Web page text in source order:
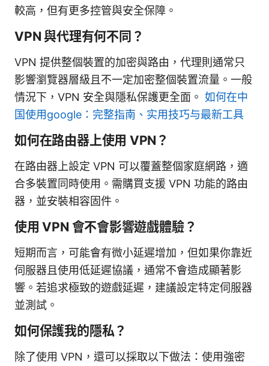
較高，但有更多控管與安全保障。
VPN 與代理有何不同？
VPN 提供整個裝置的加密與路由，代理則通常只
影響瀏覽器層級且不一定加密整個裝置流量。一般
情況下，VPN 安全與隱私保護更全面。 如何在中
国使用google：完整指南、实用技巧与最新工具
如何在路由器上使用 VPN？
在路由器上設定 VPN 可以覆蓋整個家庭網路，適
合多裝置同時使用。需購買支援 VPN 功能的路由
器，並安裝相容固件。
使用 VPN 會不會影響遊戲體驗？
短期而言，可能會有微小延遲增加，但如果你靠近
伺服器且使用低延遲協議，通常不會造成顯著影
響。若追求極致的遊戲延遲，建議設定特定伺服器
並測試。
如何保護我的隱私？
除了使用 VPN，還可以採取以下做法：使用強密